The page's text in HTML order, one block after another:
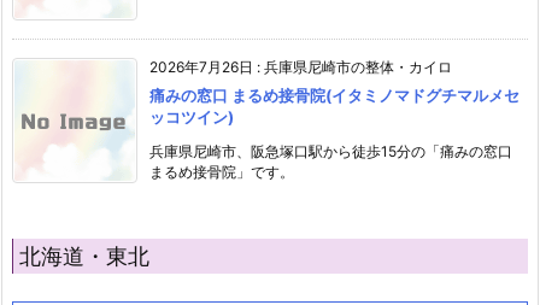
2026年7月26日 : 兵庫県尼崎市の整体・カイロ
痛みの窓口 まるめ接骨院(イタミノマドグチマルメセ
ッコツイン)
兵庫県尼崎市、阪急塚口駅から徒歩15分の「痛みの窓口
まるめ接骨院」です。
北海道・東北